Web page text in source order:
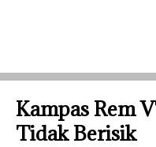
Kampas Rem
Tidak Berisik